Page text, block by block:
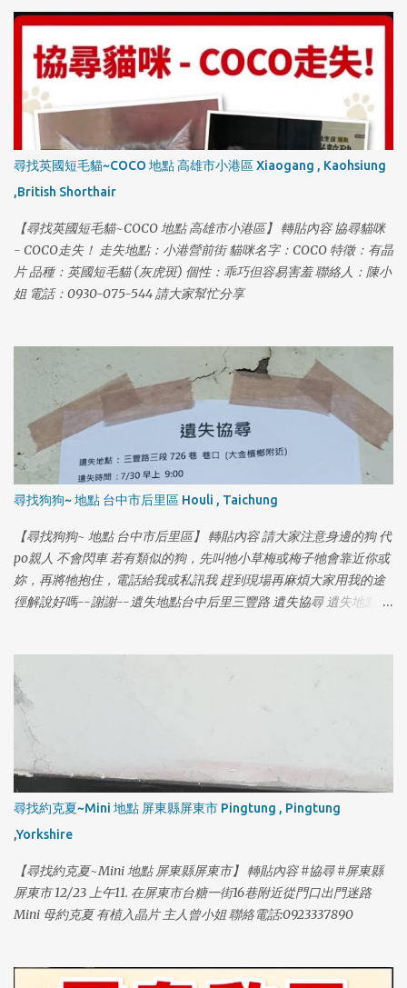
尋找英國短毛貓~COCO 地點 高雄市小港區 Xiaogang , Kaohsiung
,British Shorthair
【尋找英國短毛貓~COCO 地點 高雄市小港區】 轉貼內容 協尋貓咪
- COCO走失！ 走失地點：小港營前街 貓咪名字：COCO 特徵：有晶
片 品種：英國短毛貓 (灰虎斑) 個性：乖巧但容易害羞 聯絡人：陳小
姐 電話：0930-075-544 請大家幫忙分享
尋找狗狗~ 地點 台中市后里區 Houli , Taichung
【尋找狗狗~ 地點 台中市后里區】 轉貼內容 請大家注意身邊的狗 代
po親人 不會閃車 若有類似的狗，先叫牠小草梅或梅子牠會靠近你或
妳，再將牠抱住，電話給我或私訊我 趕到現場再麻煩大家用我的途
徑解說好嗎--謝謝--遺失地點台中后里三豐路 遺失協尋 遺失地點：
008 286 (葉小姐) 尋獲獎金：紅包 5000 元
尋找約克夏~Mini 地點 屏東縣屏東市 Pingtung , Pingtung
,Yorkshire
【尋找約克夏~Mini 地點 屏東縣屏東市】 轉貼內容 #協尋 #屏東縣
屏東市 12/23 上午11. 在屏東市台糖一街16巷附近從門口出門迷路
Mini 母約克夏 有植入晶片 主人曾小姐 聯絡電話:0923337890